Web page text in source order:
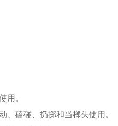
用。
、磕碰、扔掷和当榔头使用。